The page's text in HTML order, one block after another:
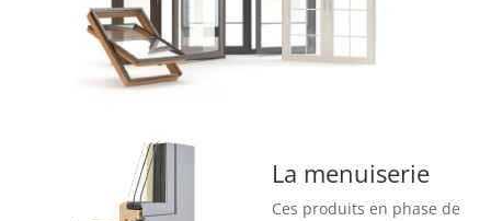
La menuiserie
Ces produits en phase de